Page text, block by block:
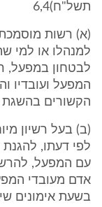
תשל"ח)6,4
(א) רשות
למנהלו או למי
לבטחון במפעל,
המפעל ועובדיו
הקשורים
(ב) בעל רשיון
לפי דעתו,
עם המפעל,
אדם מעובדי
בשעת אימונים